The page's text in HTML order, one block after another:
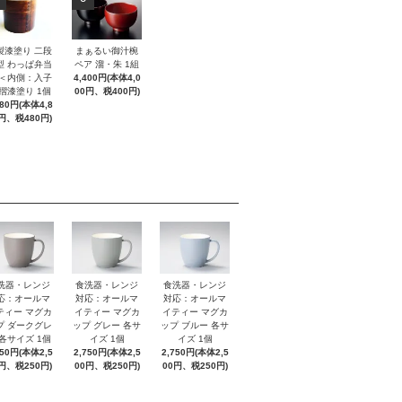
漆塗り 二段
わっぱ弁当
内側：入子
漆塗り 1個
円(本体4,8
、税480円)
まぁるい御汁椀
ペア 溜・朱 1組
4,400円(本体4,0
00円、税400円)
器・レンジ
：オールマ
ィー マグカ
ダークグレ
サイズ 1個
円(本体2,5
、税250円)
食洗器・レンジ
対応：オールマ
イティー マグカ
ップ グレー 各サ
イズ 1個
2,750円(本体2,5
00円、税250円)
食洗器・レンジ
対応：オールマ
イティー マグカ
ップ ブルー 各サ
イズ 1個
2,750円(本体2,5
00円、税250円)